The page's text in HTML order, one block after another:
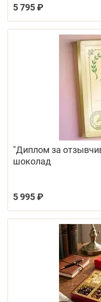
5 795 ₽
"Диплом за
шоколад
5 995 ₽